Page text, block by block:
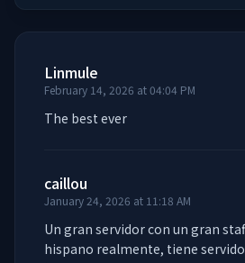
Linmule
February 14, 2026 at 04:04 PM
The best ever
caillou
January 24, 2026 at 11:18 AM
Un gran servidor con un gran
hispano realmente, tiene